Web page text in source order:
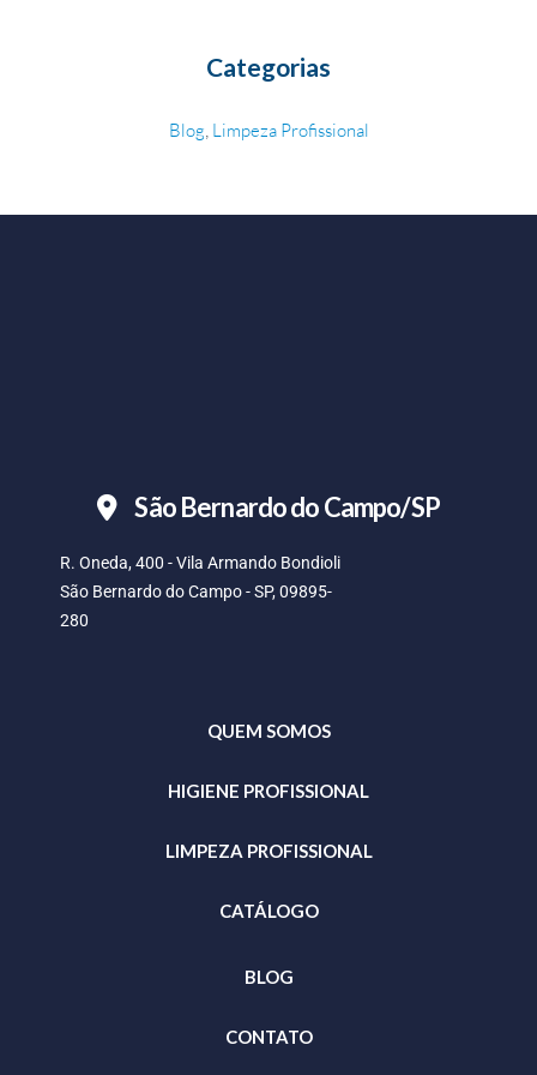
Categorias
Blog, Limpeza Profissional
São Bernardo do Campo/SP
R. Oneda, 400 - Vila Armando Bondioli
São Bernardo do Campo - SP, 09895-
280
QUEM SOMOS
HIGIENE PROFISSIONAL
LIMPEZA PROFISSIONAL
CATÁLOGO
BLOG
CONTATO